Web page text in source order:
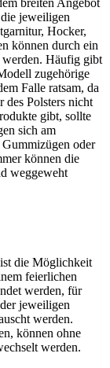
breiten Angebot
jeweiligen
Hocker,
können durch ein
werden. Häufig gibt
zugehörige
Falle ratsam, da
des Polsters nicht
gibt, sollte
sich am
oder
können die
weggeweht
die Möglichkeit
feierlichen
werden, für
jeweiligen
werden.
können ohne
werden.